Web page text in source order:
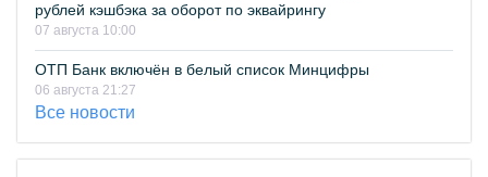
рублей кэшбэка за оборот по эквайрингу
07 августа 10:00
ОТП Банк включён в белый список Минцифры
06 августа 21:27
Все новости